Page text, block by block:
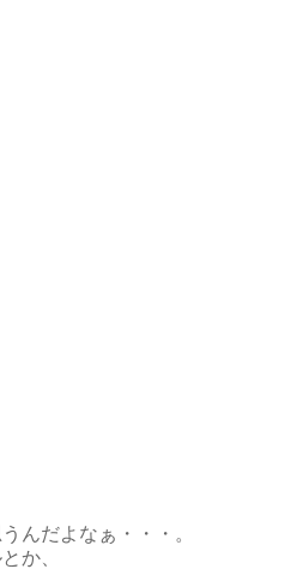
んだよなぁ・・・。
か、